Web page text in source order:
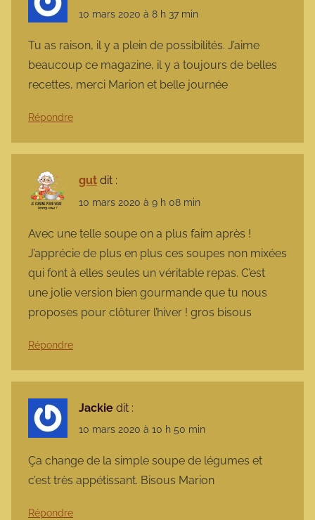
10 mars 2020 à 8 h 37 min
Tu as raison, il y a plein de possibilités. J’aime
beaucoup ce magazine, il y a toujours de belles
recettes, merci Marion et belle journée
Répondre
gut dit :
10 mars 2020 à 9 h 08 min
Avec une telle soupe on a plus faim après !
J’apprécie de plus en plus ces soupes non mixées
qui font à elles seules un véritable repas. C’est
une jolie version bien gourmande que tu nous
proposes pour clôturer l’hiver ! gros bisous
Répondre
Jackie dit :
10 mars 2020 à 10 h 50 min
Ça change de la simple soupe de légumes et
c’est très appétissant. Bisous Marion
Répondre